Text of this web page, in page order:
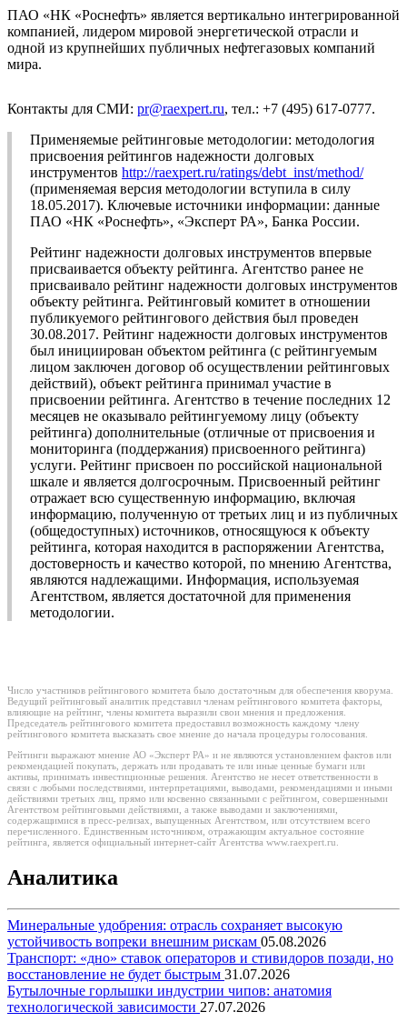
ПАО «НК «Роснефть» является вертикально интегрированной
компанией, лидером мировой энергетической отрасли и
одной из крупнейших публичных нефтегазовых компаний
мира.
Контакты для СМИ: pr@raexpert.ru, тел.: +7 (495) 617-0777.
Применяемые рейтинговые методологии: методология
присвоения рейтингов надежности долговых
инструментов http://raexpert.ru/ratings/debt_inst/method/
(применяемая версия методологии вступила в силу
18.05.2017). Ключевые источники информации: данные
ПАО «НК «Роснефть», «Эксперт РА», Банка России.
Рейтинг надежности долговых инструментов впервые
присваивается объекту рейтинга. Агентство ранее не
присваивало рейтинг надежности долговых инструментов
объекту рейтинга. Рейтинговый комитет в отношении
публикуемого рейтингового действия был проведен
30.08.2017. Рейтинг надежности долговых инструментов
был инициирован объектом рейтинга (с рейтингуемым
лицом заключен договор об осуществлении рейтинговых
действий), объект рейтинга принимал участие в
присвоении рейтинга. Агентство в течение последних 12
месяцев не оказывало рейтингуемому лицу (объекту
рейтинга) дополнительные (отличные от присвоения и
мониторинга (поддержания) присвоенного рейтинга)
услуги. Рейтинг присвоен по российской национальной
шкале и является долгосрочным. Присвоенный рейтинг
отражает всю существенную информацию, включая
информацию, полученную от третьих лиц и из публичных
(общедоступных) источников, относящуюся к объекту
рейтинга, которая находится в распоряжении Агентства,
достоверность и качество которой, по мнению Агентства,
являются надлежащими. Информация, используемая
Агентством, является достаточной для применения
методологии.
Число участников рейтингового комитета было достаточным для обеспечения кворума.
Ведущий рейтинговый аналитик представил членам рейтингового комитета факторы,
влияющие на рейтинг, члены комитета выразили свои мнения и предложения.
Председатель рейтингового комитета предоставил возможность каждому члену
рейтингового комитета высказать свое мнение до начала процедуры голосования.
Рейтинги выражают мнение АО «Эксперт РА» и не являются установлением фактов или
рекомендацией покупать, держать или продавать те или иные ценные бумаги или
активы, принимать инвестиционные решения. Агентство не несет ответственности в
связи с любыми последствиями, интерпретациями, выводами, рекомендациями и иными
действиями третьих лиц, прямо или косвенно связанными с рейтингом, совершенными
Агентством рейтинговыми действиями, а также выводами и заключениями,
содержащимися в пресс-релизах, выпущенных Агентством, или отсутствием всего
перечисленного. Единственным источником, отражающим актуальное состояние
рейтинга, является официальный интернет-сайт Агентства www.raexpert.ru.
Аналитика
Минеральные удобрения: отрасль сохраняет высокую
устойчивость вопреки внешним рискам 05.08.2026
Транспорт: «дно» ставок операторов и стивидоров позади, но
восстановление не будет быстрым 31.07.2026
Бутылочные горлышки индустрии чипов: анатомия
технологической зависимости 27.07.2026